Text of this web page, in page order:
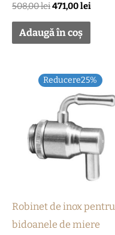
508,00lei471,00lei
Adaugă în coș
Reducere25%
Robinet de inox pentru
bidoanele de miere
Prețul
inițial
fost:
80,00 lei.
Prețul
curent
este: